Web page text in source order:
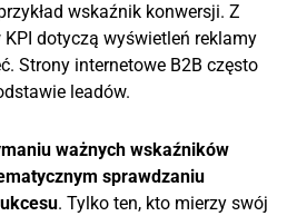
wskaźnik konwersji. Z
dotyczą wyświetleń reklamy
Strony internetowe B2B często
leadów.
ważnych wskaźników
sprawdzaniu
. Tylko ten, kto mierzy swój